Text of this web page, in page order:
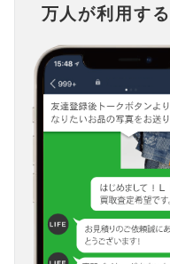
万人が利用す